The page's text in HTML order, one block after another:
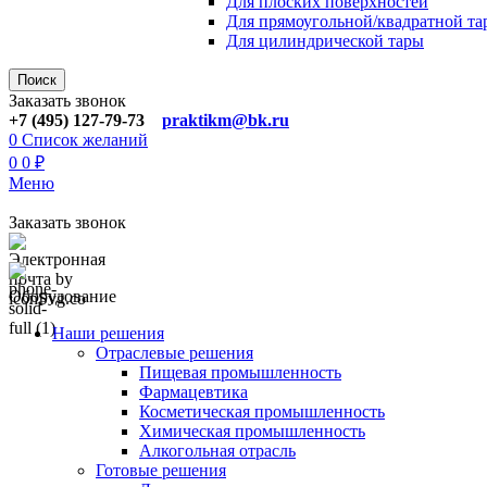
Для прямоугoльной/квадратной
Для цилиндрической тaры
Поиск
Заказать звонок
+7 (495) 127-79-73
praktikm@bk.ru
0 Список желаний
0 0 ₽
Меню
Заказать звонок
Оборудование
Наши решения
Отраслевые решения
Пищевая промышленность
Фармацевтика
Косметическая промышленность
Химическая промышленность
Алкогольная отрасль
Готовые решения